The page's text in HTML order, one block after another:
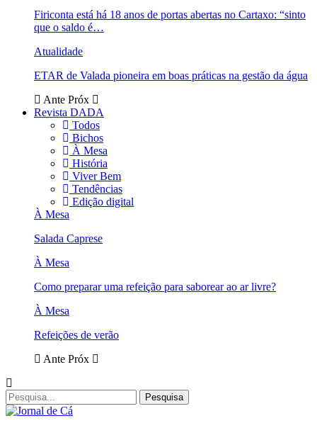
Firiconta está há 18 anos de portas abertas no Cartaxo: “sinto
que o saldo é…
Atualidade
ETAR de Valada pioneira em boas práticas na gestão da água
Ante Próx
Revista DADA
Todos
Bichos
À Mesa
História
Viver Bem
Tendências
Edição digital
À Mesa
Salada Caprese
À Mesa
Como preparar uma refeição para saborear ao ar livre?
À Mesa
Refeições de verão
Ante Próx